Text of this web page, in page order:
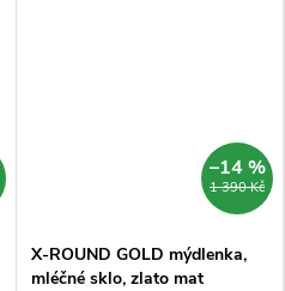
1 390 Kč
–14 %
X-ROUND GOLD mýdlenka,
mléčné sklo, zlato mat